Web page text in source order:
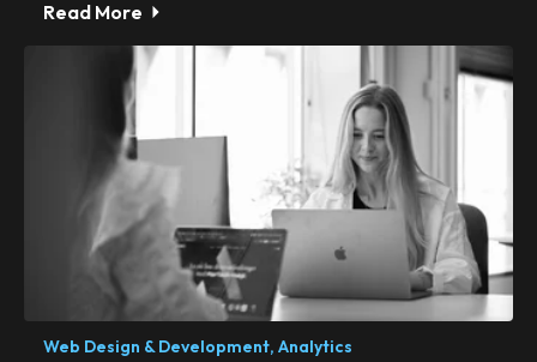
Read More
Web Design & Development, Analytics